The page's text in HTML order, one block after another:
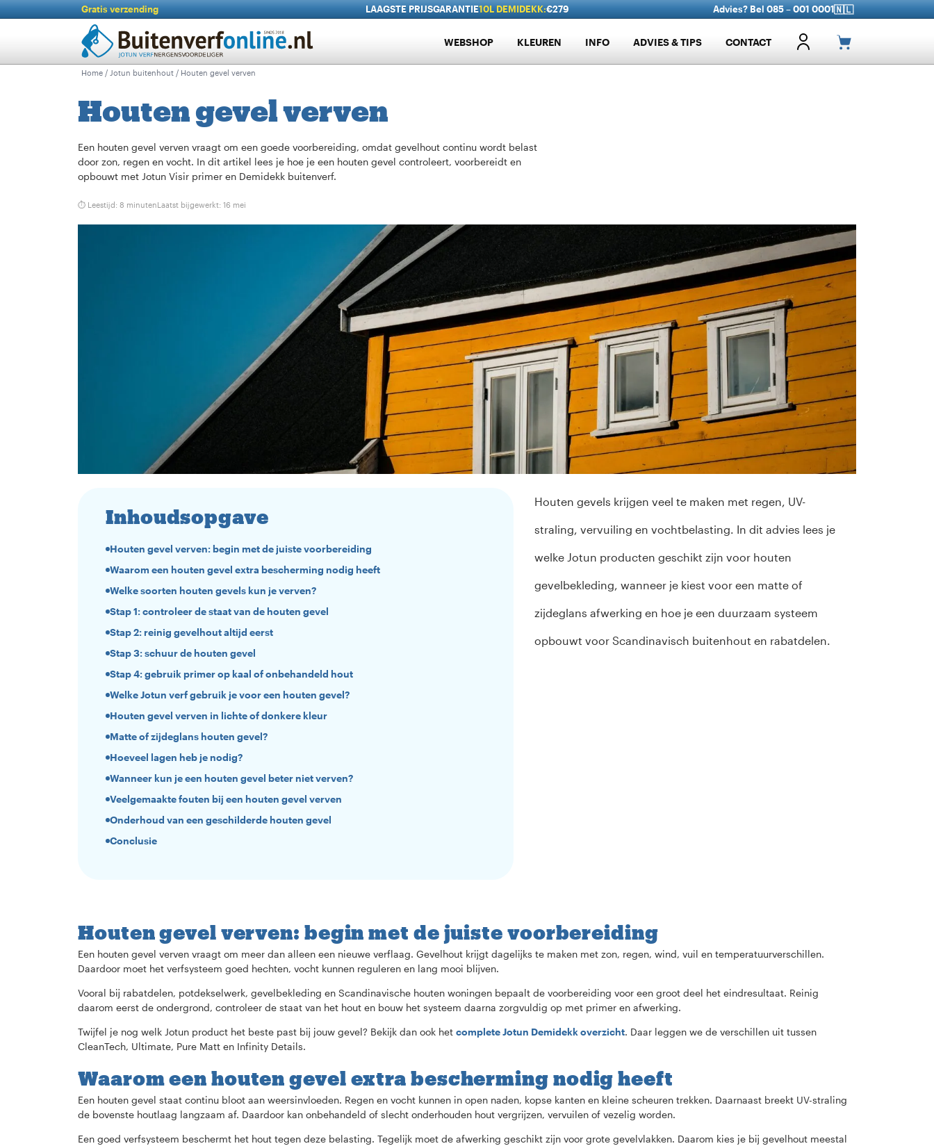
Gratis verzending LAAGSTE PRIJSGARANTIE10L DEMIDEKK:€279 Advies? Bel 085 – 001 0001🇳🇱
WEBSHOP KLEUREN INFO ADVIES & TIPS CONTACT
Home / Jotun buitenhout / Houten gevel verven
Houten gevel verven
Een houten gevel verven vraagt om een goede voorbereiding, omdat gevelhout continu wordt belast
door zon, regen en vocht. In dit artikel lees je hoe je een houten gevel controleert, voorbereidt en
opbouwt met Jotun Visir primer en Demidekk buitenverf.
⏱ Leestijd: 8 minutenLaatst bijgewerkt: 16 mei
Inhoudsopgave
Houten gevel verven: begin met de juiste voorbereiding
Waarom een houten gevel extra bescherming nodig heeft
Welke soorten houten gevels kun je verven?
Stap 1: controleer de staat van de houten gevel
Stap 2: reinig gevelhout altijd eerst
Stap 3: schuur de houten gevel
Stap 4: gebruik primer op kaal of onbehandeld hout
Welke Jotun verf gebruik je voor een houten gevel?
Houten gevel verven in lichte of donkere kleur
Matte of zijdeglans houten gevel?
Hoeveel lagen heb je nodig?
Wanneer kun je een houten gevel beter niet verven?
Veelgemaakte fouten bij een houten gevel verven
Onderhoud van een geschilderde houten gevel
Conclusie
Houten gevels krijgen veel te maken met regen, UV-
straling, vervuiling en vochtbelasting. In dit advies lees je
welke Jotun producten geschikt zijn voor houten
gevelbekleding, wanneer je kiest voor een matte of
zijdeglans afwerking en hoe je een duurzaam systeem
opbouwt voor Scandinavisch buitenhout en rabatdelen.
Houten gevel verven: begin met de juiste voorbereiding
Een houten gevel verven vraagt om meer dan alleen een nieuwe verflaag. Gevelhout krijgt dagelijks te maken met zon, regen, wind, vuil en temperatuurverschillen.
Daardoor moet het verfsysteem goed hechten, vocht kunnen reguleren en lang mooi blijven.
Vooral bij rabatdelen, potdekselwerk, gevelbekleding en Scandinavische houten woningen bepaalt de voorbereiding voor een groot deel het eindresultaat. Reinig
daarom eerst de ondergrond, controleer de staat van het hout en bouw het systeem daarna zorgvuldig op met primer en afwerking.
Twijfel je nog welk Jotun product het beste past bij jouw gevel? Bekijk dan ook het complete Jotun Demidekk overzicht. Daar leggen we de verschillen uit tussen
CleanTech, Ultimate, Pure Matt en Infinity Details.
Waarom een houten gevel extra bescherming nodig heeft
Een houten gevel staat continu bloot aan weersinvloeden. Regen en vocht kunnen in open naden, kopse kanten en kleine scheuren trekken. Daarnaast breekt UV-straling
de bovenste houtlaag langzaam af. Daardoor kan onbehandeld of slecht onderhouden hout vergrijzen, vervuilen of vezelig worden.
Een goed verfsysteem beschermt het hout tegen deze belasting. Tegelijk moet de afwerking geschikt zijn voor grote gevelvlakken. Daarom kies je bij gevelhout meestal